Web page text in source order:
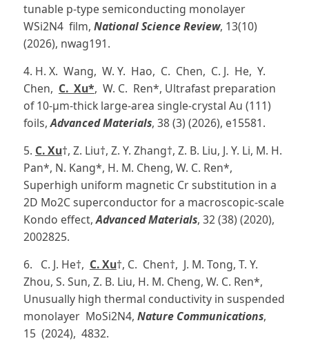
tunable p-type semiconducting monolayer
WSi2N4 film, National Science Review, 13(10)
(2026), nwag191.
4. H. X. Wang, W. Y. Hao, C. Chen, C. J. He, Y.
Chen, C. Xu*, W. C. Ren*, Ultrafast preparation
of 10-µm-thick large-area single-crystal Au (111)
foils,Advanced Materials, 38 (3) (2026), e15581.
5. C. Xu†, Z. Liu†, Z. Y. Zhang†, Z. B. Liu, J. Y. Li, M. H.
Pan*, N. Kang*, H. M. Cheng, W. C. Ren*,
Superhigh uniform magnetic Cr substitution in a
2D Mo2C superconductor for a macroscopic-scale
Kondo effect,Advanced Materials, 32 (38) (2020),
2002825.
6. C. J. He†, C. Xu†, C. Chen†, J. M. Tong, T. Y.
Zhou, S. Sun, Z. B. Liu, H. M. Cheng, W. C. Ren*,
Unusually high thermal conductivity in suspended
monolayer MoSi2N4, Nature Communications,
15 (2024), 4832.